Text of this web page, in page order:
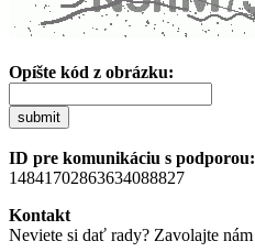
Opíšte kód z obrázku:
submit
ID pre komunikáciu s podporou:
14841702863634088827
Kontakt
Neviete si dať rady? Zavolajte nám